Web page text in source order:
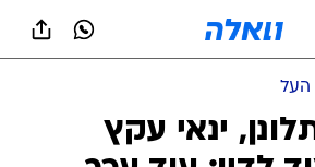
העל
ינאי עקץ